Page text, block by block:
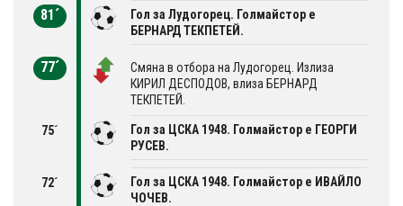
81´
Гол за Лудогорец. Голмайстор е
БЕРНАРД ТЕКПЕТЕЙ.
77´
Смяна в отбора на Лудогорец. Излиза
КИРИЛ ДЕСПОДОВ, влиза БЕРНАРД
ТЕКПЕТЕЙ.
75´
Гол за ЦСКА 1948. Голмайстор е ГЕОРГИ
РУСЕВ.
72´
Гол за ЦСКА 1948. Голмайстор е ИВАЙЛО
ЧОЧЕВ.